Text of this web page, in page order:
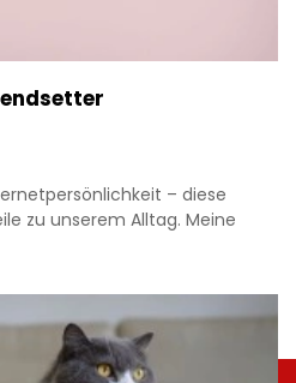
– diese
zu unserem Alltag. Meine